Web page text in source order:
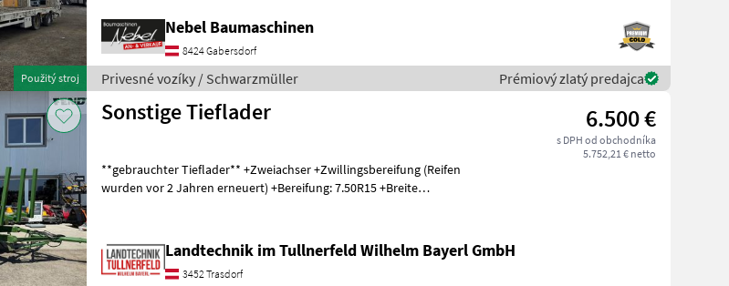
Použitý stroj
Nebel Baumaschinen
8424 Gabersdorf
Privesné vozíky / Schwarzmüller Prémiový zlatý predajca
Sonstige Tieflader 6.500 €
s DPH od obchodníka
5.752,21 € netto
**gebrauchter Tieflader** +Zweiachser +Zwillingsbereifung (Reifen
wurden vor 2 Jahren erneuert) +Bereifung: 7.50R15 +Breite
Landtechnik im Tullnerfeld Wilhelm Bayerl GmbH
3452 Trasdorf